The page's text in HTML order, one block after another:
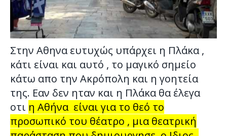
Στην Αθηνα ευτυχώς υπάρχει η Πλάκα ,
κάτι είναι και αυτό , το μαγικό σημείο
κάτω απο την Ακρόπολη και η γοητεία
της. Εαν δεν ηταν και η Πλάκα θα έλεγα
οτι η Αθήνα είναι για το θεό το
προσωπικό του θέατρο , μια θεατρική